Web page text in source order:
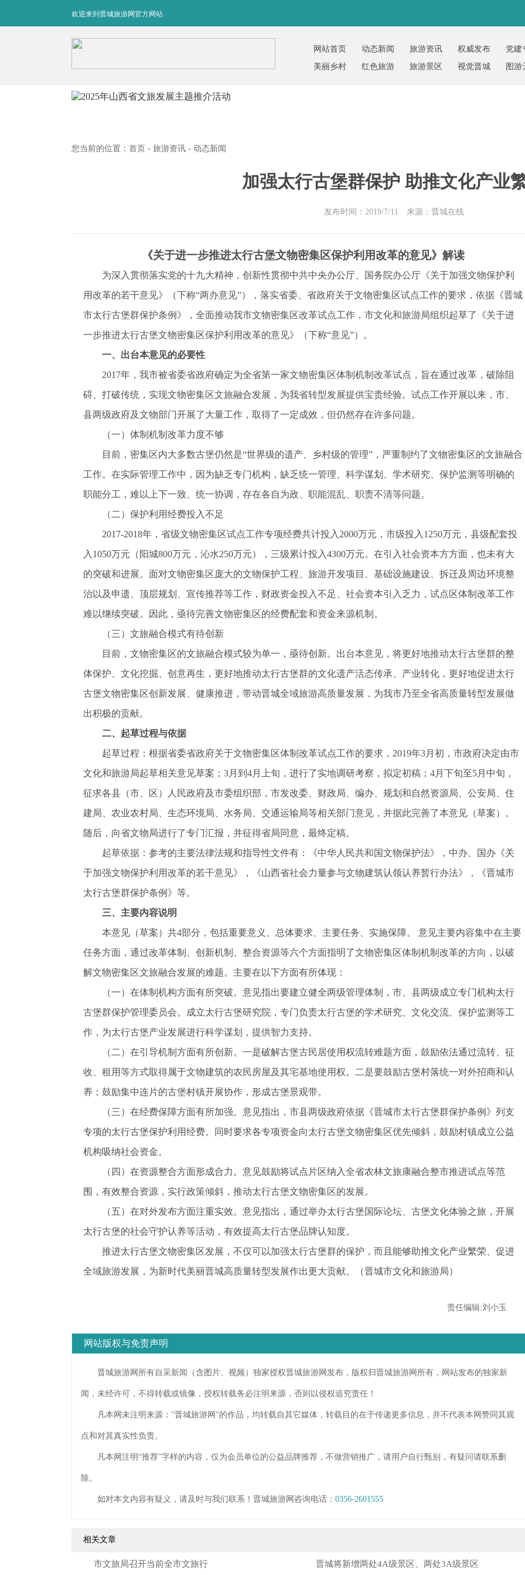
欢迎来到晋城旅游网官方网站
网站首页 动态新闻 旅游资讯 权威发布
党建
美丽乡村
红色旅游 旅游景区 视觉晋城 图游
您当前的位置： 首页 - 旅游资讯 - 动态新闻
加强太行古堡群保护 助推文化产业
发布时间：2019/7/11 来源：晋城在线
《关于进一步推进太行古堡文物密集区保护利用改革的意见》解读
为深入贯彻落实党的十九大精神，创新性贯彻中共中央办公厅、国务院办公厅《关于加强文物保护利
用改革的若干意见》（下称“两办意见”），落实省委、省政府关于文物密集区试点工作的要求，依据《晋城
市太行古堡群保护条例》，全面推动我市文物密集区改革试点工作，市文化和旅游局组织起草了《关于进
一步推进太行古堡文物密集区保护利用改革的意见》（下称“意见”）。
一、出台本意见的必要性
2017年，我市被省委省政府确定为全省第一家文物密集区体制机制改革试点，旨在通过改革，破除阻
碍、打破传统，实现文物密集区文旅融合发展，为我省转型发展提供宝贵经验。试点工作开展以来，市、
县两级政府及文物部门开展了大量工作，取得了一定成效，但仍然存在许多问题。
（一）体制机制改革力度不够
目前，密集区内大多数古堡仍然是“世界级的遗产、乡村级的管理”，严重制约了文物密集区的文旅融合
工作。在实际管理工作中，因为缺乏专门机构，缺乏统一管理、科学谋划、学术研究、保护监测等明确的
职能分工，难以上下一致、统一协调，存在各自为政、职能混乱、职责不清等问题。
（二）保护利用经费投入不足
2017-2018年，省级文物密集区试点工作专项经费共计投入2000万元，市级投入1250万元，县级配套投
入1050万元（阳城800万元，沁水250万元），三级累计投入4300万元。在引入社会资本方方面，也未有大
的突破和进展。面对文物密集区庞大的文物保护工程、旅游开发项目、基础设施建设、拆迁及周边环境整
治以及申遗、顶层规划、宣传推荐等工作，财政资金投入不足、社会资本引入乏力，试点区体制改革工作
难以继续突破。因此，亟待完善文物密集区的经费配套和资金来源机制。
（三）文旅融合模式有待创新
目前，文物密集区的文旅融合模式较为单一，亟待创新。出台本意见，将更好地推动太行古堡群的整
体保护、文化挖掘、创意再生，更好地推动太行古堡群的文化遗产活态传承、产业转化，更好地促进太行
古堡文物密集区创新发展、健康推进，带动晋城全域旅游高质量发展，为我市乃至全省高质量转型发展做
出积极的贡献。
二、起草过程与依据
起草过程：根据省委省政府关于文物密集区体制改革试点工作的要求，2019年3月初，市政府决定由市
文化和旅游局起草相关意见草案；3月到4月上旬，进行了实地调研考察，拟定初稿；4月下旬至5月中旬，
征求各县（市、区）人民政府及市委组织部，市发改委、财政局、编办、规划和自然资源局、公安局、住
建局、农业农村局、生态环境局、水务局、交通运输局等相关部门意见，并据此完善了本意见（草案）。
随后，向省文物局进行了专门汇报，并征得省局同意，最终定稿。
起草依据：参考的主要法律法规和指导性文件有：《中华人民共和国文物保护法》，中办、国办《关
于加强文物保护利用改革的若干意见》，《山西省社会力量参与文物建筑认领认养暂行办法》，《晋城市
太行古堡群保护条例》等。
三、主要内容说明
本意见（草案）共4部分，包括重要意义、总体要求、主要任务、实施保障。 意见主要内容集中在主要
任务方面，通过改革体制、创新机制、整合资源等六个方面指明了文物密集区体制机制改革的方向，以破
解文物密集区文旅融合发展的难题。主要在以下方面有所体现：
（一）在体制机构方面有所突破。意见指出要建立健全两级管理体制，市、县两级成立专门机构太行
古堡群保护管理委员会。成立太行古堡研究院，专门负责太行古堡的学术研究、文化交流、保护监测等工
作，为太行古堡产业发展进行科学谋划，提供智力支持。
（二）在引导机制方面有所创新。一是破解古堡古民居使用权流转难题方面，鼓励依法通过流转、征
收、租用等方式取得属于文物建筑的农民房屋及其宅基地使用权。二是要鼓励古堡村落统一对外招商和认
养；鼓励集中连片的古堡村镇开展协作，形成古堡景观带。
（三）在经费保障方面有所加强。意见指出，市县两级政府依据《晋城市太行古堡群保护条例》列支
专项的太行古堡保护利用经费。同时要求各专项资金向太行古堡文物密集区优先倾斜，鼓励村镇成立公益
机构吸纳社会资金。
（四）在资源整合方面形成合力。意见鼓励将试点片区纳入全省农林文旅康融合整市推进试点等范
围，有效整合资源，实行政策倾斜，推动太行古堡文物密集区的发展。
（五）在对外发布方面注重实效。意见指出，通过举办太行古堡国际论坛、古堡文化体验之旅，开展
太行古堡的社会守护认养等活动，有效提高太行古堡品牌认知度。
推进太行古堡文物密集区发展，不仅可以加强太行古堡群的保护，而且能够助推文化产业繁荣、促进
全域旅游发展，为新时代美丽晋城高质量转型发展作出更大贡献。（晋城市文化和旅游局）
责任编辑:刘小玉
网站版权与免责声明
晋城旅游网所有自采新闻（含图片、视频）独家授权晋城旅游网发布，版权归晋城旅游网所有，网站发布的独家新
闻，未经许可，不得转载或镜像，授权转载务必注明来源，否则以侵权追究责任！
凡本网未注明来源："晋城旅游网"的作品，均转载自其它媒体，转载目的在于传递更多信息，并不代表本网赞同其观
点和对其真实性负责。
凡本网注明“推荐”字样的内容，仅为会员单位的公益品牌推荐，不做营销推广，请用户自行甄别，有疑问请联系删
除。
如对本文内容有疑义，请及时与我们联系！晋城旅游网咨询电话： 0356-2601555
相关文章
​市文旅局召开当前全市文旅行 晋城将新增两处4A级景区、两处3A级景区